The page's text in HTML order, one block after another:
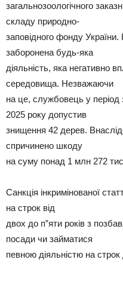
загальнозоологічного
складу природно-
заповідного фонду України.
заборонена будь-яка
діяльність, яка негативно
середовища. Незважаючи
на це, службовець у період
2025 року допустив
знищення 42 дерев.
спричинено шкоду
на суму понад 1 млн 272
Санкція інкримінованої
на строк від
двох до п”яти років з
посади чи займатися
певною діяльністю на строк